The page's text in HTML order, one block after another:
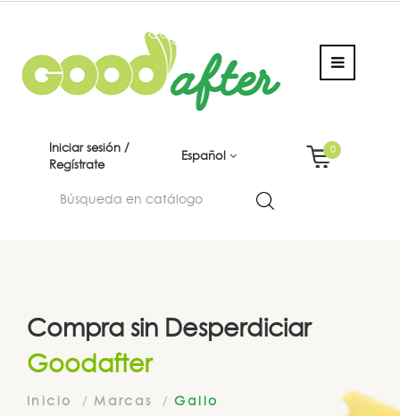
Iniciar sesión /
Regístrate
Español
0
Compra sin Desperdiciar
Goodafter
Inicio Marcas Gallo